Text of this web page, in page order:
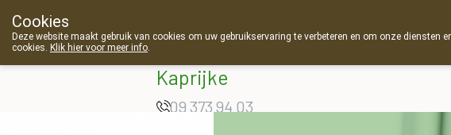
Apotheek Van
Kaprijke
09 373 94 03
Cookies
Deze website maakt gebruik van cookies om uw gebruikservaring te verbeteren en om onze
cookies. Klik hier voor meer info.